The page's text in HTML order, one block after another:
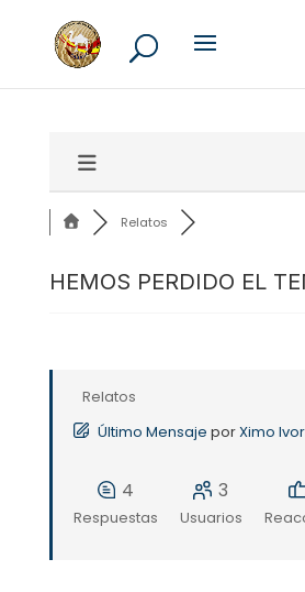
Relatos
HEMOS PERDIDO EL
Relatos
Último Mensaje porXimo
4
Respuestas
3
Usuarios